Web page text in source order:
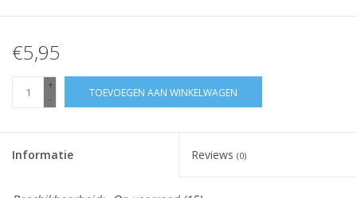
€5,95
+
-
TOEVOEGEN AAN WINKELWAGEN
Informatie Reviews (0)